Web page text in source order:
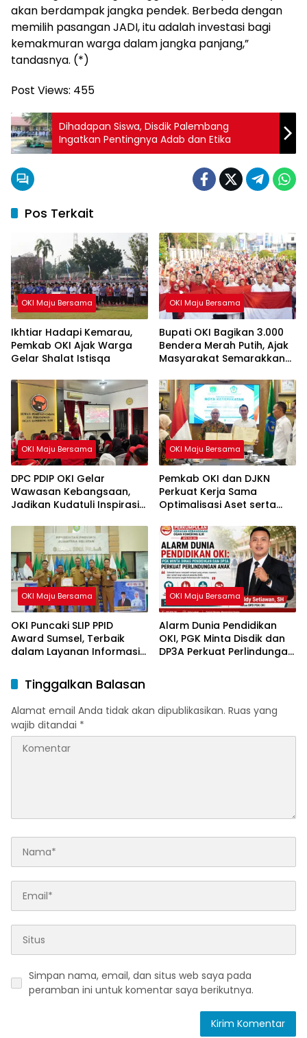
akan berdampak jangka pendek. Berbeda dengan
memilih pasangan JADI, itu adalah investasi bagi
kemakmuran warga dalam jangka panjang,”
tandasnya. (*)
Post Views: 455
Dihadapan Siswa, Disdik Palembang
Ingatkan Pentingnya Adab dan Etika
Pos Terkait
OKI Maju Bersama
Ikhtiar Hadapi Kemarau,
Pemkab OKI Ajak Warga
Gelar Shalat Istisqa
OKI Maju Bersama
Bupati OKI Bagikan 3.000
Bendera Merah Putih, Ajak
Masyarakat Semarakkan
OKI Maju Bersama
DPC PDIP OKI Gelar
Wawasan Kebangsaan,
Jadikan Kudatuli Inspirasi
OKI Maju Bersama
Pemkab OKI dan DJKN
Perkuat Kerja Sama
Optimalisasi Aset serta
OKI Maju Bersama
OKI Puncaki SLIP PPID
Award Sumsel, Terbaik
dalam Layanan Informasi
OKI Maju Bersama
Alarm Dunia Pendidikan
OKI, PGK Minta Disdik dan
DP3A Perkuat Perlindungan
Tinggalkan Balasan
Alamat email Anda tidak akan dipublikasikan. Ruas yang
wajib ditandai *
Simpan nama, email, dan situs web saya pada
peramban ini untuk komentar saya berikutnya.